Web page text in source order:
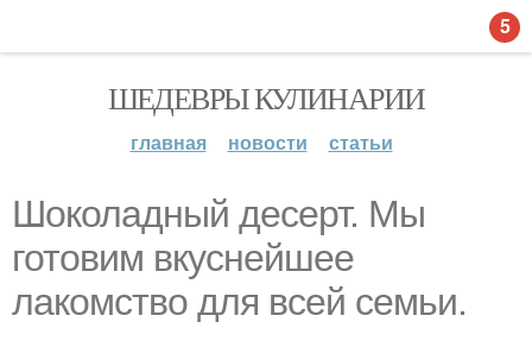
ШЕДЕВРЫ КУЛИНАРИИ
главная новости статьи
Шоколадный десерт. Мы
готовим вкуснейшее
лакомство для всей семьи.
5